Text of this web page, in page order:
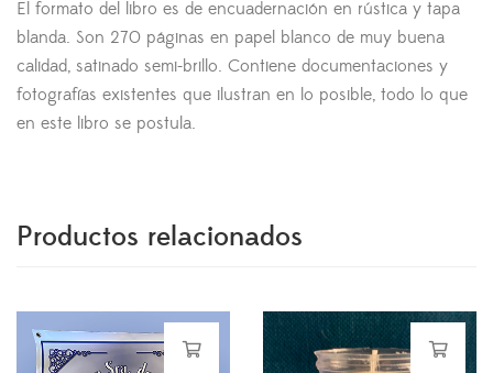
El formato del libro es de encuadernación en rústica y tapa
blanda. Son 270 páginas en papel blanco de muy buena
calidad, satinado semi-brillo. Contiene documentaciones y
fotografías existentes que ilustran en lo posible, todo lo que
en este libro se postula.
Productos relacionados